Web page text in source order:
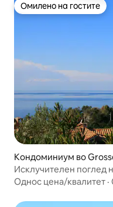
Омилено на гостите
Омилено на гостите
Кондоминиум во
Исклучителен поглед
Портичио
Однос цена/квалитет ·